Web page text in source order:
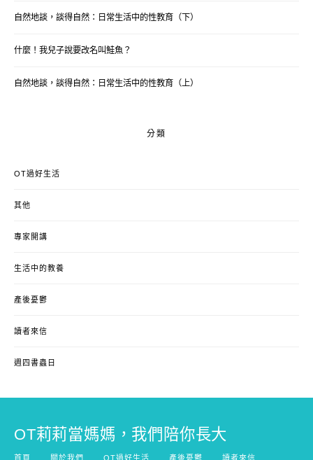
自然地談，談得自然：日常生活中的性教育（下）
什麼！我兒子說要改名叫鮭魚？
自然地談，談得自然：日常生活中的性教育（上）
分類
OT過好生活
其他
專家開講
生活中的教養
產後憂鬱
讀者來信
週四書蟲日
OT莉莉當媽媽，我們陪你長大
首頁 關於我們 OT過好生活 產後憂鬱 讀者來信